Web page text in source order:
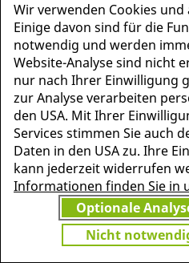
MEHR INFORMATIONEN
ZU PSCHYREMBEL
Vielen Dank
am
Wir verwenden Cookies
Einige davon sind für die
notwendig und werden
Website-Analyse sind nicht
nur nach Ihrer Einwilligung
zur Analyse verarbeiten
den USA. Mit Ihrer
Services stimmen Sie auch
Daten in den USA zu. Ihre
kann jederzeit widerrufen
Informationen finden Sie in
Optionale
Nicht